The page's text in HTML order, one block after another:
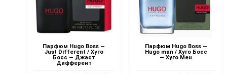
Парфюм Hugo Boss —
Just Different / Хуго
Босс — Джаст
Дифферент
Парфюм Hugo Boss —
Hugo man / Хуго Босс
— Хуго Мен